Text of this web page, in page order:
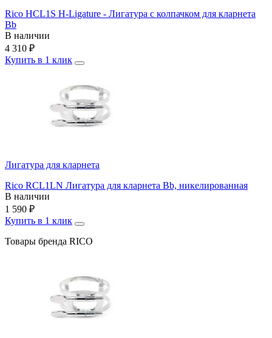
Rico HCL1S H-Ligature - Лигатура с колпачком для кларнета
Bb
В наличии
4 310 ₽
Купить в 1 клик
Лигатура для кларнета
Rico RCL1LN Лигатура для кларнета Bb, никелированная
В наличии
1 590 ₽
Купить в 1 клик
Товары бренда RICO